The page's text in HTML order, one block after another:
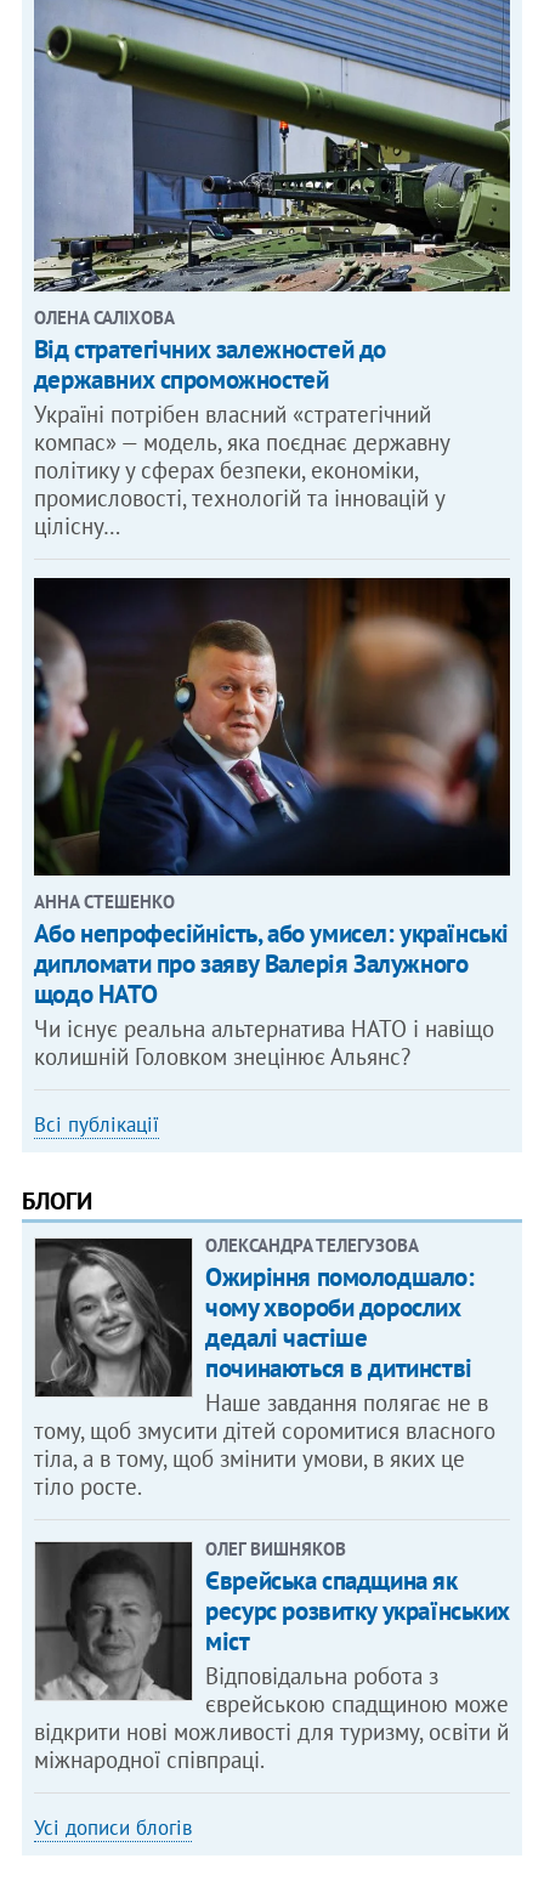
ОЛЕНА САЛІХОВА
Від стратегічних залежностей до
державних спроможностей
Україні потрібен власний «стратегічний
компас» — модель, яка поєднає державну
політику у сферах безпеки, економіки,
промисловості, технологій та інновацій у
цілісну…
АННА СТЕШЕНКО
Або непрофесійність, або умисел: українські
дипломати про заяву Валерія Залужного
щодо НАТО
Чи існує реальна альтернатива НАТО і навіщо
колишній Головком знецінює Альянс?
Всі публікації
БЛОГИ
ОЛЕКСАНДРА ТЕЛЕГУЗОВА
Ожиріння помолодшало:
чому хвороби дорослих
дедалі частіше
починаються в дитинстві
Наше завдання полягає не в
тому, щоб змусити дітей соромитися власного
тіла, а в тому, щоб змінити умови, в яких це
тіло росте.
ОЛЕГ ВИШНЯКОВ
Єврейська спадщина як
ресурс розвитку українських
міст
Відповідальна робота з
єврейською спадщиною може
відкрити нові можливості для туризму, освіти й
міжнародної співпраці.
Усі дописи блогів